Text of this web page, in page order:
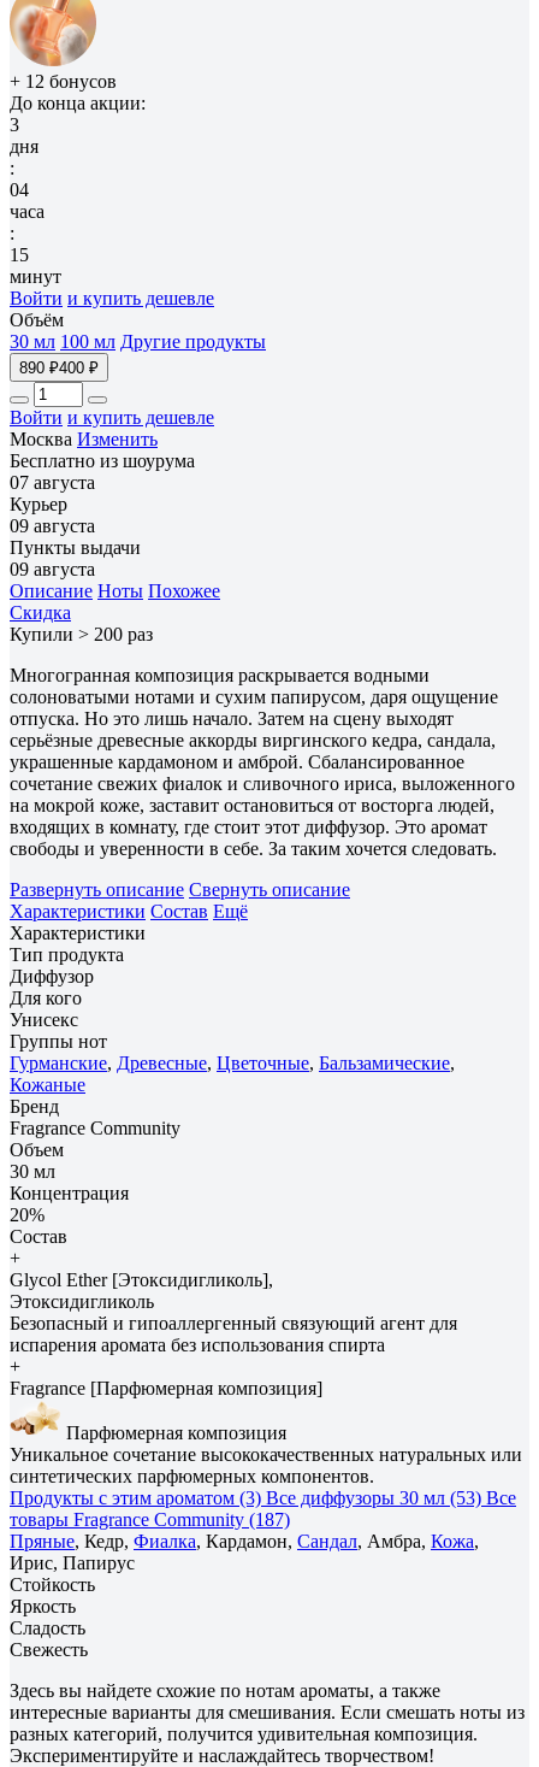
+ 12 бонусов
До конца акции:
3
дня
:
04
часа
:
15
минут
Войти и купить дешевле
Объём
30 мл 100 мл Другие продукты
890 ₽400 ₽
Войти и купить дешевле
Москва Изменить
Бесплатно из шоурума
07 августа
Курьер
09 августа
Пункты выдачи
09 августа
Описание Ноты Похожее
Скидка
Купили > 200 раз
Многогранная композиция раскрывается водными
солоноватыми нотами и сухим папирусом, даря ощущение
отпуска. Но это лишь начало. Затем на сцену выходят
серьёзные древесные аккорды виргинского кедра, сандала,
украшенные кардамоном и амброй. Сбалансированное
сочетание свежих фиалок и сливочного ириса, выложенного
на мокрой коже, заставит остановиться от восторга людей,
входящих в комнату, где стоит этот диффузор. Это аромат
свободы и уверенности в себе. За таким хочется следовать.
Развернуть описание Свернуть описание
Характеристики Состав Ещё
Характеристики
Тип продукта
Диффузор
Для кого
Унисекс
Группы нот
Гурманские, Древесные, Цветочные, Бальзамические,
Кожаные
Бренд
Fragrance Community
Объем
30 мл
Концентрация
20%
Состав
+
Glycol Ether [Этоксидигликоль],
Этоксидигликоль
Безопасный и гипоаллергенный связующий агент для
испарения аромата без использования спирта
+
Fragrance [Парфюмерная композиция]
Парфюмерная композиция
Уникальное сочетание высококачественных натуральных или
синтетических парфюмерных компонентов.
Продукты с этим ароматом (3) Все диффузоры 30 мл (53) Все
товары Fragrance Community (187)
Пряные, Кедр, Фиалка, Кардамон, Сандал, Амбра, Кожа,
Ирис, Папирус
Стойкость
Яркость
Сладость
Свежесть
Здесь вы найдете схожие по нотам ароматы, а также
интересные варианты для смешивания. Если смешать ноты из
разных категорий, получится удивительная композиция.
Экспериментируйте и наслаждайтесь творчеством!